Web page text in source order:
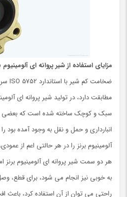
مزایای استفاده از شیر پروانه ای آلومینیوم
مطابقت دارد، در تولید شیر پروانه ای
سبک و کوچک ساخته شده است که بعضی
انبارداری و حمل و نقل به وجود آمده بود
آلومینیوم برنز را در هر حالتی اعم از
هر دو سمت شیر پروانه ای آلومینیوم
به خوبی نیز انجام می شود، برای قطع،
راحتی می توان از آن استفاده کرد،